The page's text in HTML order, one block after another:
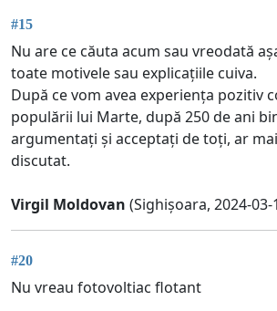
#15
Nu are ce căuta acum sau vreodată
toate motivele sau explicațiile cuiva.
După ce vom avea experiența pozitiv
populării lui Marte, după 250 de ani
argumentați și acceptați de toți, ar
discutat.
Virgil Moldovan (Sighișoara, 2024-03-
#20
Nu vreau fotovoltiac flotant